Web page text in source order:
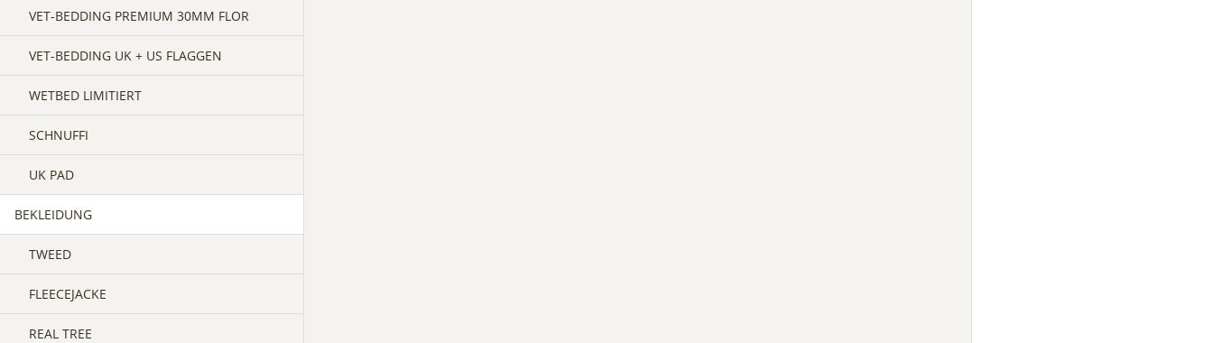
VET-BEDDING PREMIUM 30MM FLOR
VET-BEDDING UK + US FLAGGEN
WETBED LIMITIERT
SCHNUFFI
UK PAD
BEKLEIDUNG
TWEED
FLEECEJACKE
REAL TREE